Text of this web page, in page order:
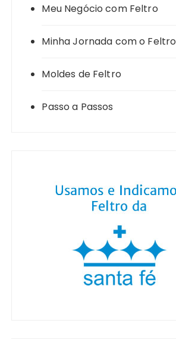
Meu Negócio com Feltro
Minha Jornada com o Feltro
Moldes de Feltro
Passo a Passos